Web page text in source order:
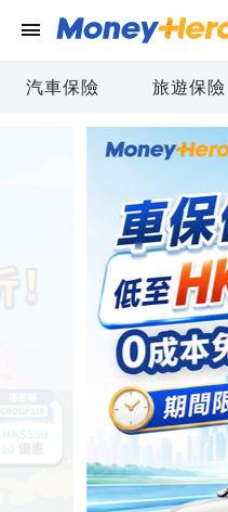
menu
汽車保險 旅遊保險